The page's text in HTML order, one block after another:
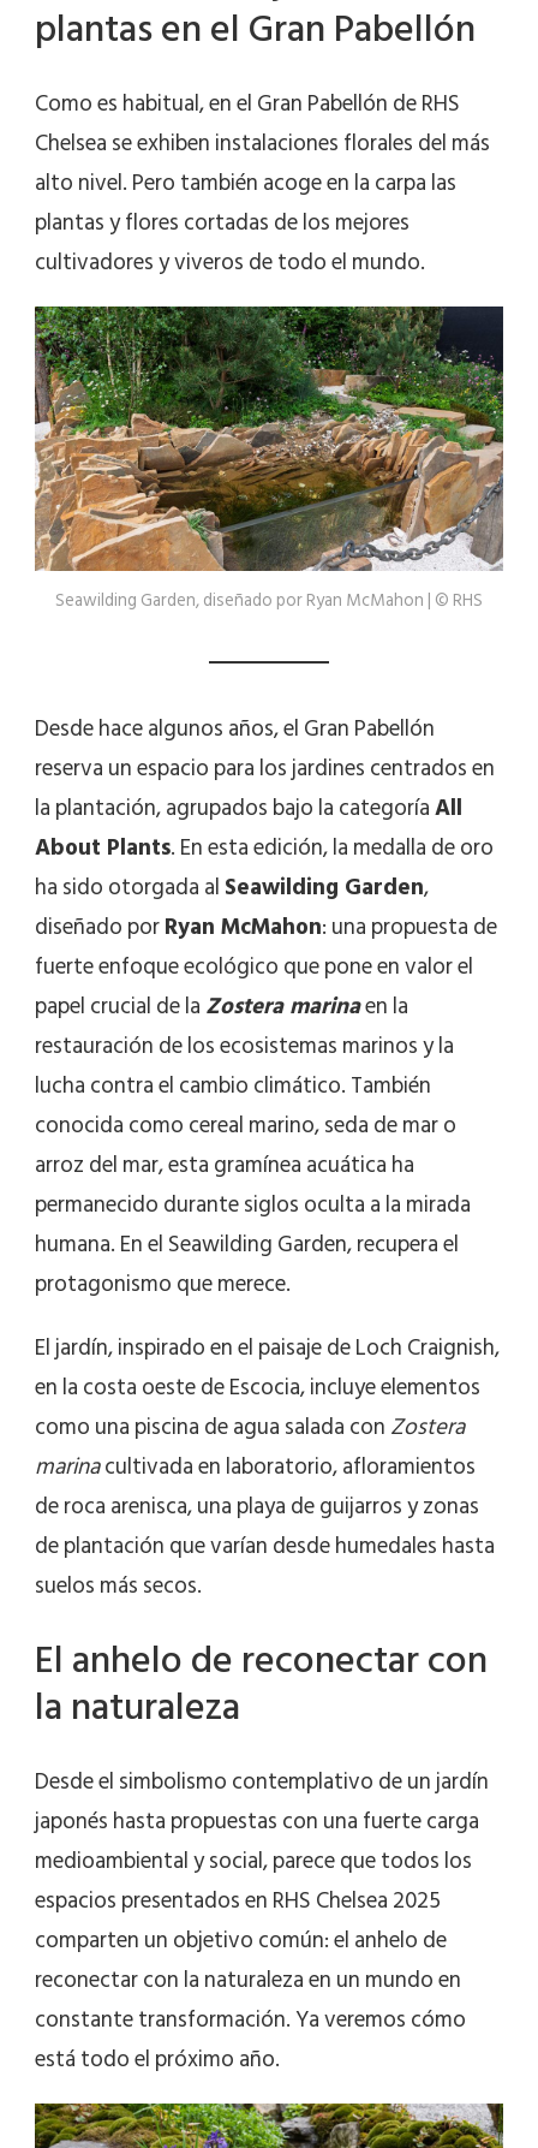
plantas en el Gran Pabellón
Como es habitual, en el Gran Pabellón de RHS
Chelsea se exhiben instalaciones florales del más
alto nivel. Pero también acoge en la carpa las
plantas y flores cortadas de los mejores
cultivadores y viveros de todo el mundo.
Seawilding Garden, diseñado por Ryan McMahon | © RHS
Desde hace algunos años, el Gran Pabellón
reserva un espacio para los jardines centrados en
la plantación, agrupados bajo la categoríaAll
About Plants. En esta edición, la medalla de oro
ha sido otorgada alSeawilding Garden,
diseñado porRyan McMahon: una propuesta de
fuerte enfoque ecológico que pone en valor el
papel crucial de laZostera marinaen la
restauración de los ecosistemas marinos y la
lucha contra el cambio climático. También
conocida como cereal marino, seda de mar o
arroz del mar, esta gramínea acuática ha
permanecido durante siglos oculta a la mirada
humana. En el Seawilding Garden, recupera el
protagonismo que merece.
El jardín, inspirado en el paisaje de Loch Craignish,
en la costa oeste de Escocia, incluye elementos
como una piscina de agua salada conZostera
marinacultivada en laboratorio, afloramientos
de roca arenisca, una playa de guijarros y zonas
de plantación que varían desde humedales hasta
suelos más secos.
El anhelo de reconectar con
la naturaleza
Desde el simbolismo contemplativo de un jardín
japonés hasta propuestas con una fuerte carga
medioambiental y social, parece que todos los
espacios presentados en RHS Chelsea 2025
comparten un objetivo común: el anhelo de
reconectar con la naturaleza en un mundo en
constante transformación. Ya veremos cómo
está todo el próximo año.